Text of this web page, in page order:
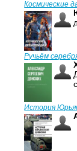
Космические
Ручьём
История